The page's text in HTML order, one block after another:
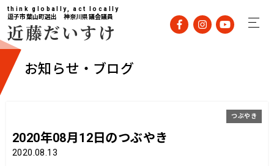
think globally, act locally
逗子市葉山町選出 神奈川県議会議員
近藤だいすけ
お知らせ・ブログ
2020年08月12日のつぶやき
2020.08.13
つぶやき